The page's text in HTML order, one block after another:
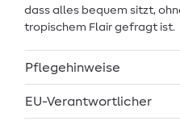
dass alles bequem sitzt,
tropischem Flair gefragt ist.
Pflegehinweise
EU-Verantwortlicher